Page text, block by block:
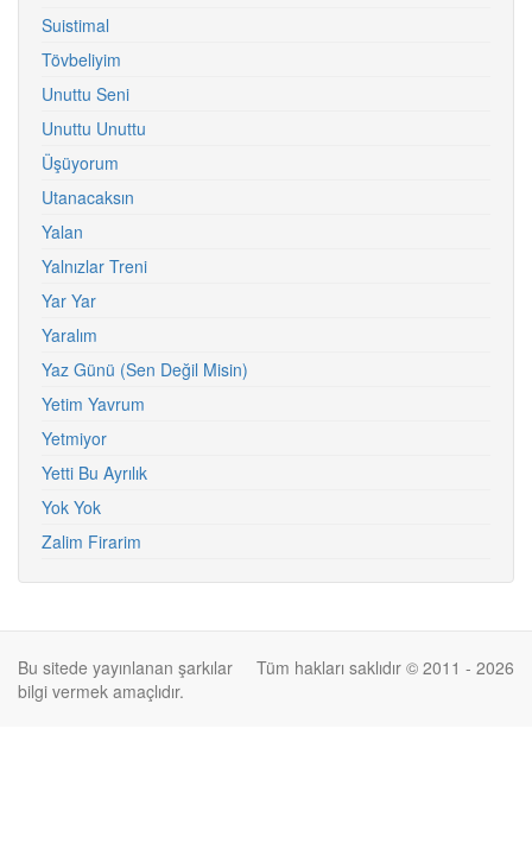
Suistimal
Tövbeliyim
Unuttu Seni
Unuttu Unuttu
Üşüyorum
Utanacaksın
Yalan
Yalnızlar Treni
Yar Yar
Yaralım
Yaz Günü (Sen Değil Misin)
Yetim Yavrum
Yetmiyor
Yetti Bu Ayrılık
Yok Yok
Zalim Firarim
Tüm hakları saklıdır © 2011 - 2026
Bu sitede yayınlanan şarkılar
bilgi vermek amaçlıdır.